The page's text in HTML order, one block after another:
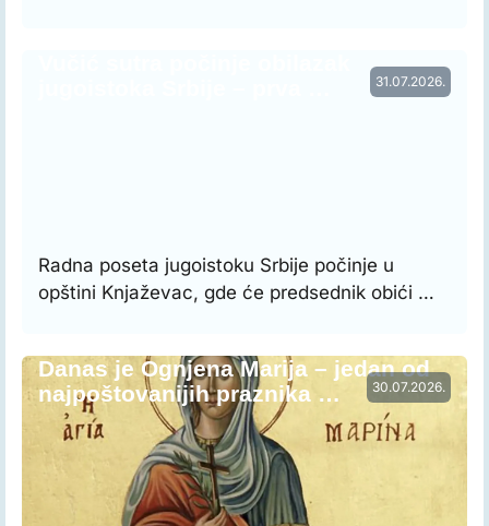
31.07.2026.
Radna poseta jugoistoku Srbije počinje u
opštini Knjaževac, gde će predsednik obići …
30.07.2026.
Danas je Ognjena Marija – jedan od
najpoštovanijih praznika …